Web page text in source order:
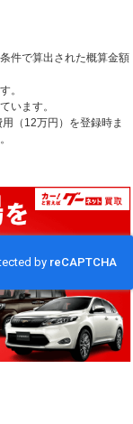
件で算出された概算金額
。
います。
（12万円）を登録時ま